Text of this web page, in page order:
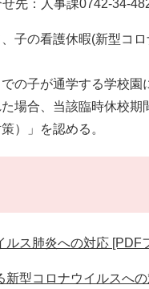
先：人事課0742-34-
子の看護休暇(新型コ
の子が通学する学校
場合、当該臨時休校
）」を認める。
ス肺炎への対応 [PDF
新型コロナウイルスへ